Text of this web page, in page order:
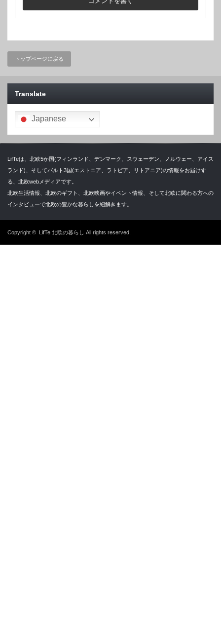
トップページに戻る
Translate
Japanese
LifTeは、北欧5か国(フィンランド、デンマーク、スウェーデン、ノルウェー、アイス
ランド)、そしてバルト3国(エストニア、ラトビア、リトアニア)の情報をお届けす
る、北欧webメディアです。
北欧生活情報、北欧のギフト、北欧映画やイベント情報、そして北欧に関わる方への
インタビューで北欧の豊かな暮らしを紐解きます。
Copyright © LifTe 北欧の暮らし All rights reserved.